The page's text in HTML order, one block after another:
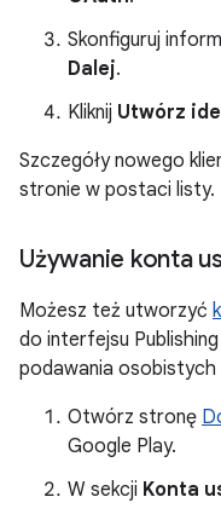
Skonfiguruj
Dalej.
Kliknij Utwórz
Szczegóły nowego
stronie w postaci listy.
Używanie konta
Możesz też utworzyć
do interfejsu
podawania osobistych
Otwórz stronę
Google Play.
W sekcji Konta